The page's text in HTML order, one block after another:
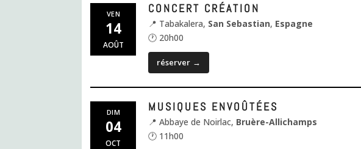
VEN
14
AOÛT
CONCERT CRÉATION
📍 Tabakalera, San Sebastian, Espagne
🕐 20h00
réserver →
DIM
04
OCT
MUSIQUES ENVOÛTÉES
📍 Abbaye de Noirlac, Bruère-Allichamps
🕐 11h00